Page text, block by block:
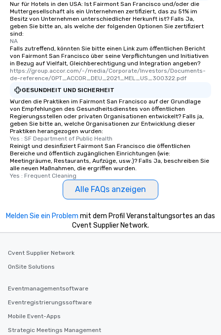
Nur für Hotels in den USA: Ist Fairmont San Francisco und/oder die
Muttergesellschaft als ein Unternehmen zertifiziert, das zu 51% im
Besitz von Unternehmen unterschiedlicher Herkunft ist? Falls Ja,
geben Sie bitte an, als welche der folgenden Optionen Sie zertifiziert
sind:
NA
Falls zutreffend, könnten Sie bitte einen Link zum öffentlichen Bericht
von Fairmont San Francisco über seine Verpflichtungen und Initiativen
in Bezug auf Vielfalt, Gleichberechtigung und Integration angeben?
https://group.accor.com/-/media/Corporate/Investors/Documents-
de-reference/OPT_ACCOR_DEU_2021_MEL_US_300322.pdf
GESUNDHEIT UND SICHERHEIT
Wurden die Praktiken im Fairmont San Francisco auf der Grundlage
von Empfehlungen des Gesundheitsdienstes von öffentlichen
Regierungsstellen oder privaten Organisationen entwickelt? Falls ja,
geben Sie bitte an, welche Organisationen zur Entwicklung dieser
Praktiken herangezogen wurden:
Yes : SF Department of Public Health
Reinigt und desinfiziert Fairmont San Francisco die öffentlichen
Bereiche und öffentlich zugänglichen Einrichtungen (wie:
Meetingräume, Restaurants, Aufzüge, usw.)? Falls Ja, beschreiben Sie
alle neuen Maßnahmen, die ergriffen wurden.
Yes : Frequent Cleaning
Alle FAQs anzeigen
Melden Sie ein Problem mit dem Profil Veranstaltungsortes an das
Cvent Supplier Network.
Cvent Supplier Network
OnSite Solutions
Eventmanagementsoftware
Eventregistrierungssoftware
Mobile Event-Apps
Strategic Meetings Management